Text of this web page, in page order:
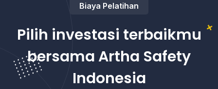
Biaya Pelatihan
Pilih investasi terbaikmu
bersama Artha Safety
Indonesia